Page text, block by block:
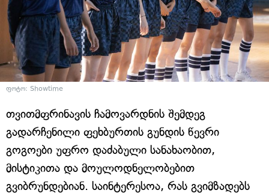
ფოტო: Showtime
თვითმფრინავის ჩამოვარდნის შემდეგ
გადარჩენილი ფეხბურთის გუნდის წევრი
გოგოები უფრო დაძაბული სანახაობით,
მისტიკითა და მოულოდნელობებით
გვიბრუნდებიან. საინტერესოა, რას გვიმზადებს